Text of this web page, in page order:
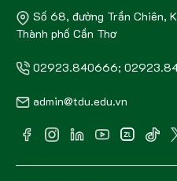
Số 68, đường Trần Chiên,
Thành phố Cần Thơ
02923.840666;
admin@tdu.edu.vn